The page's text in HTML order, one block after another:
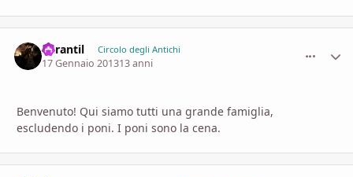
Carantil Circolo degli Antichi
17 Gennaio 201313 anni
Benvenuto! Qui siamo tutti una grande famiglia,
escludendo i poni. I poni sono la cena.